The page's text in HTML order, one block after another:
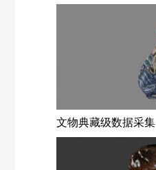
文物典藏级数据采集